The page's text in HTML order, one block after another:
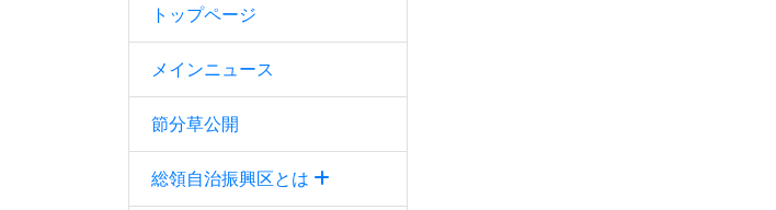
トップページ
メインニュース
節分草公開
総領自治振興区とは